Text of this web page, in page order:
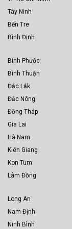
Tây Ninh
Bến Tre
Bình Định
Bình Phước
Bình Thuận
Đắc Lắk
Đắc Nông
Đồng Tháp
Gia Lai
Hà Nam
Kiên Giang
Kon Tum
Lâm Đồng
Long An
Nam Định
Ninh Bình